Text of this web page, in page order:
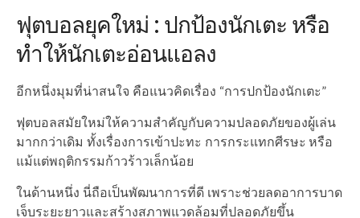
ฟุตบอลยุคใหม่ : ปกป้องนักเตะ หรือ
ทำให้นักเตะอ่อนแอลง
อีกหนึ่งมุมที่น่าสนใจ คือแนวคิดเรื่อง “การปกป้องนักเตะ”
ฟุตบอลสมัยใหม่ให้ความสำคัญกับความปลอดภัยของผู้เล่น
มากกว่าเดิม ทั้งเรื่องการเข้าปะทะ การกระแทกศีรษะ หรือ
แม้แต่พฤติกรรมก้าวร้าวเล็กน้อย
ในด้านหนึ่ง นี่ถือเป็นพัฒนาการที่ดี เพราะช่วยลดอาการบาด
เจ็บระยะยาวและสร้างสภาพแวดล้อมที่ปลอดภัยขึ้น